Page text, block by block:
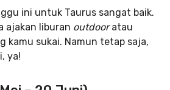
ini untuk Taurus sangat baik.
ajakan liburan outdooratau
kamu sukai. Namun tetap saja,
ya!